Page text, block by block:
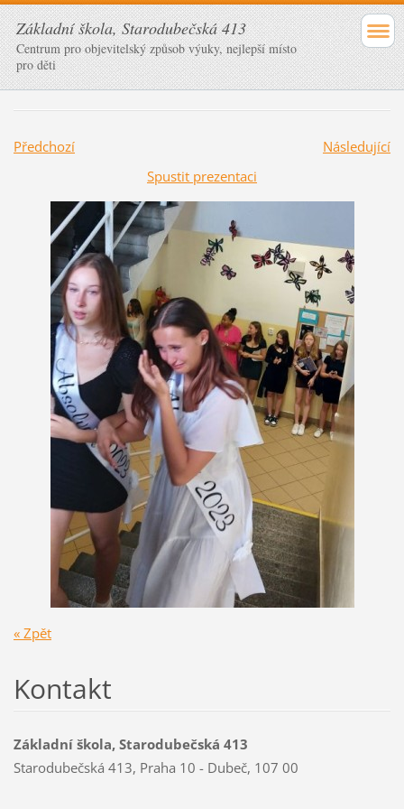
Základní škola, Starodubečská 413
Centrum pro objevitelský způsob výuky, nejlepší místo
pro děti
Předchozí
Následující
Spustit prezentaci
« Zpět
Kontakt
Základní škola, Starodubečská 413
Starodubečská 413, Praha 10 - Dubeč, 107 00